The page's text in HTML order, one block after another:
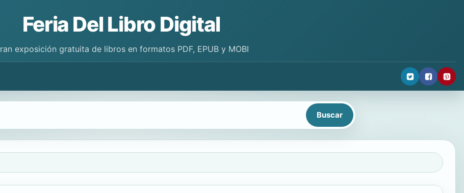
Feria Del Libro Digital
exposición gratuita de libros en formatos PDF, EPUB y MOBI